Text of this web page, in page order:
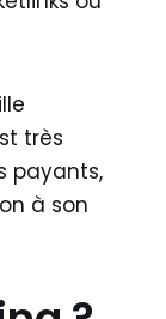
très
payants,
à son